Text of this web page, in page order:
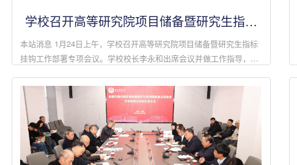
学校召开高等研究院项目储备暨研究生指标
本站消息 1月24日上午，学校召开高等研究院项目储备暨研究生指标
挂钩工作部署专项会议。学校校长李永和出席会议并做工作指导，副
李永和指出，落实...